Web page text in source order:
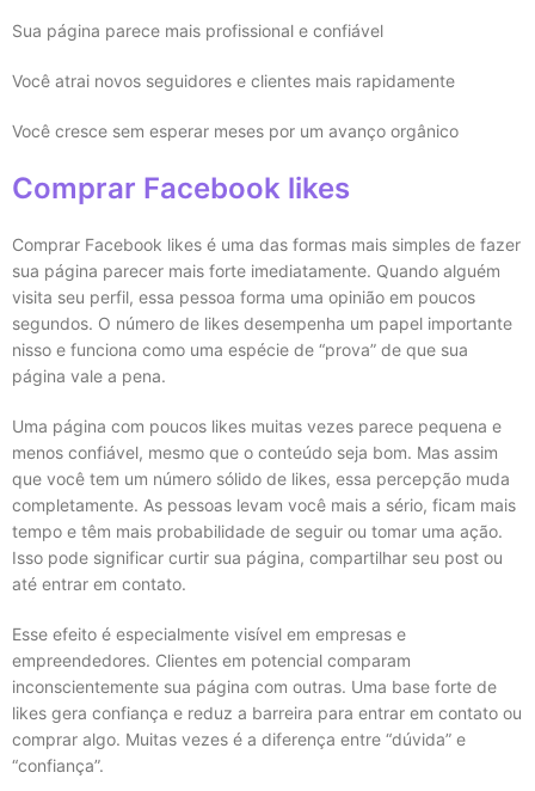
Sua página parece mais profissional e confiável
Você atrai novos seguidores e clientes mais rapidamente
Você cresce sem esperar meses por um avanço orgânico
Comprar Facebook likes
Comprar Facebook likes é uma das formas mais simples de fazer
sua página parecer mais forte imediatamente. Quando alguém
visita seu perfil, essa pessoa forma uma opinião em poucos
segundos. O número de likes desempenha um papel importante
nisso e funciona como uma espécie de “prova” de que sua
página vale a pena.
Uma página com poucos likes muitas vezes parece pequena e
menos confiável, mesmo que o conteúdo seja bom. Mas assim
que você tem um número sólido de likes, essa percepção muda
completamente. As pessoas levam você mais a sério, ficam mais
tempo e têm mais probabilidade de seguir ou tomar uma ação.
Isso pode significar curtir sua página, compartilhar seu post ou
até entrar em contato.
Esse efeito é especialmente visível em empresas e
empreendedores. Clientes em potencial comparam
inconscientemente sua página com outras. Uma base forte de
likes gera confiança e reduz a barreira para entrar em contato ou
comprar algo. Muitas vezes é a diferença entre “dúvida” e
“confiança”.